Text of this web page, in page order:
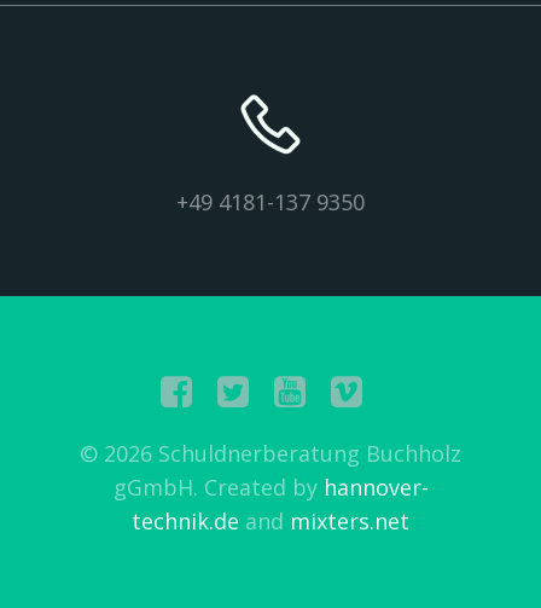
+49 4181-137 9350
© 2026 Schuldnerberatung Buchholz
gGmbH. Created by hannover-
technik.de and mixters.net